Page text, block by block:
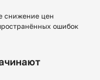
снижение цен
ошибок